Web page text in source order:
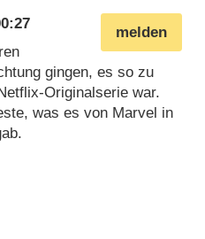
melden
gingen, es so zu
Originalserie war.
was es von Marvel in